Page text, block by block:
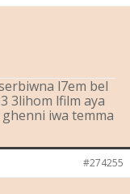
l7em bel
3lihom lfilm aya
iwa temma
#274255